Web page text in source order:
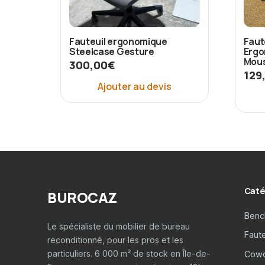
Fauteuil ergonomique
Steelcase Gesture
300,00€
Ajouter au devis
BUROCAZ
Le spécialiste du mobilier de bureau
reconditionné, pour les pros et les
particuliers. 6 000 m² de stock en Île-de-